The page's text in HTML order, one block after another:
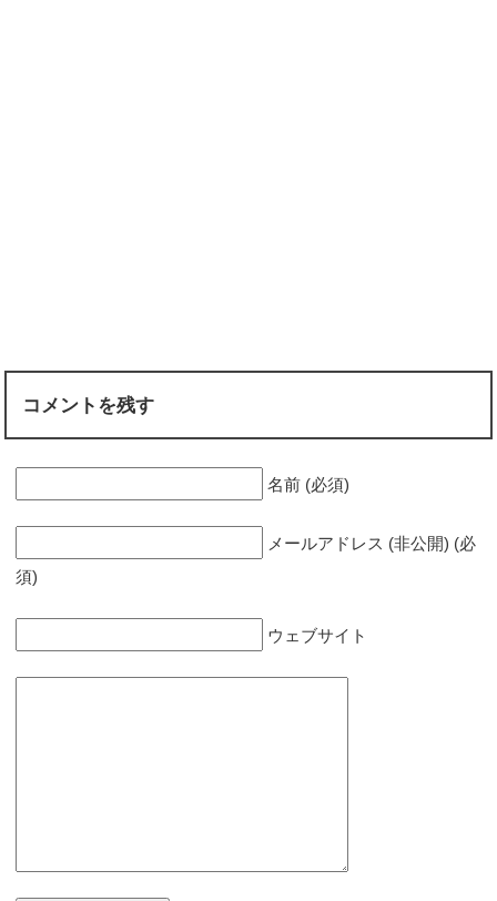
コメントを残す
名前 (必須)
メールアドレス (非公開) (必
須)
ウェブサイト